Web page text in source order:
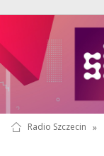
Radio Szczecin »